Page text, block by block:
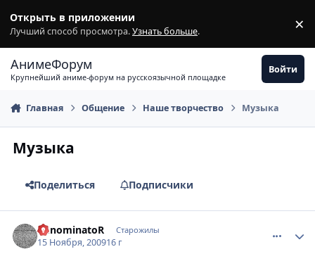
Открыть в приложении
Лучший способ просмотра.Узнать больше. ×
АнимеФорум
Крупнейший аниме-форум на русскоязычной площадке
Войти
Главная Общение Наше творчество Музыка
Музыка
Поделиться Подписчики
DenominatoR Старожилы
15 Ноября, 200916 г